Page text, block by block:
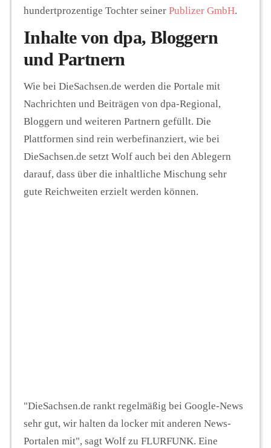
Unterstützen
hundertprozentige Tochter seiner Publizer GmbH.
Inhalte von dpa, Bloggern
und Partnern
Wie bei DieSachsen.de werden die Portale mit
Nachrichten und Beiträgen von dpa-Regional,
Bloggern und weiteren Partnern gefüllt. Die
Plattformen sind rein werbefinanziert, wie bei
DieSachsen.de setzt Wolf auch bei den Ablegern
darauf, dass über die inhaltliche Mischung sehr
gute Reichweiten erzielt werden können.
"DieSachsen.de rankt regelmäßig bei Google-News
sehr gut, wir halten da locker mit anderen News-
Portalen mit", sagt Wolf zu FLURFUNK. Eine